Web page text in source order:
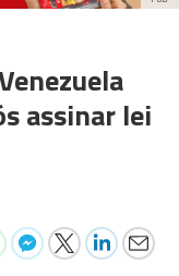
assinar lei